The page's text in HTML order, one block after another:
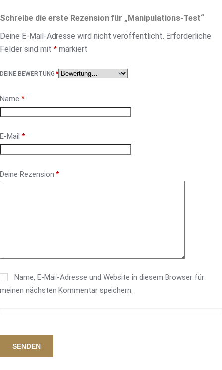
Schreibe die erste Rezension für „Manipulations-Test“
Deine E-Mail-Adresse wird nicht veröffentlicht. Erforderliche
Felder sind mit * markiert
DEINE BEWERTUNG*
Name *
E-Mail *
Deine Rezension *
Name, E-Mail-Adresse und Website in diesem Browser für
meinen nächsten Kommentar speichern.
SENDEN